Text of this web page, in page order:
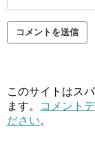
このサイトはス
ます。
コメント
ださい。